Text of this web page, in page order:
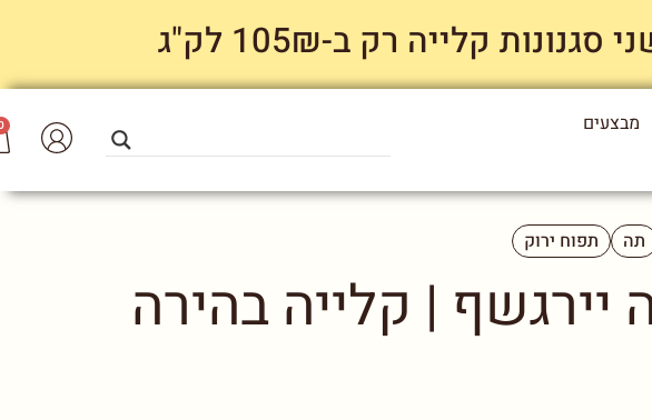
קלייה רק ב-105₪ לק"ג
מבצעים
תה תפוח ירוק
יירגשף | קלייה בהירה